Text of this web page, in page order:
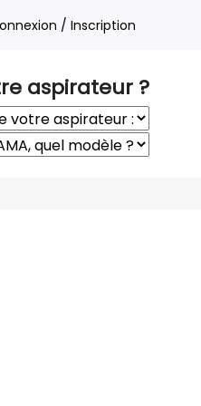
/ Inscription
aspirateur ?